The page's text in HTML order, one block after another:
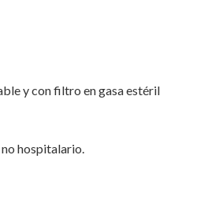
y con filtro en gasa estéril
hospitalario.